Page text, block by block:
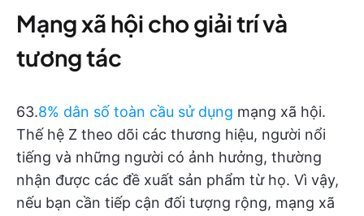
Mạng xã hội cho giải trí và
tương tác
63.8% dân số toàn cầu sử dụng mạng xã hội.
Thế hệ Z theo dõi các thương hiệu, người nổi
tiếng và những người có ảnh hưởng, thường
nhận được các đề xuất sản phẩm từ họ. Vì vậy,
nếu bạn cần tiếp cận đối tượng rộng, mạng xã